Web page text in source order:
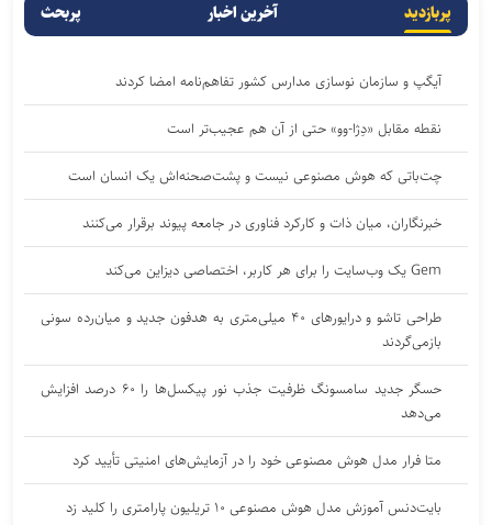
پربازدید آخرین اخبار پربحث
آیگپ و سازمان نوسازی مدارس کشور تفاهم‌نامه امضا کردند
نقطه مقابل «دِژا-وو» حتی از آن هم عجیب‌تر است
چت‌باتی که هوش مصنوعی نیست و پشت‌صحنه‌اش یک انسان است
خبرنگاران، میان ذات و کارکرد فناوری در جامعه پیوند برقرار می‌کنند
Gem یک وب‌سایت را برای هر کاربر، اختصاصی دیزاین می‌کند
طراحی تاشو و درایورهای ۴۰ میلی‌متری به هدفون جدید و میان‌رده سونی
بازمی‌گردند
حسگر جدید سامسونگ ظرفیت جذب نور پیکسل‌ها را ۶۰ درصد افزایش
می‌دهد
متا فرار مدل هوش مصنوعی خود را در آزمایش‌های امنیتی تأیید کرد
بایت‌دنس آموزش مدل هوش مصنوعی ۱۰ تریلیون پارامتری را کلید زد